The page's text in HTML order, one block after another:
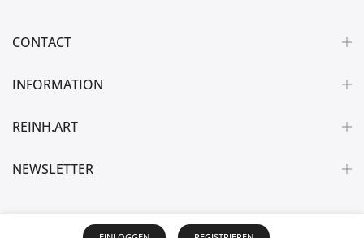
CONTACT
INFORMATION
REINH.ART
NEWSLETTER